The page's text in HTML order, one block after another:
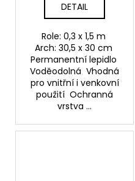
DETAIL
Role: 0,3 x 1,5 m
Arch: 30,5 x 30 cm
Permanentní lepidlo
Voděodolná Vhodná
pro vnitřní i venkovní
použití Ochranná
vrstva ...